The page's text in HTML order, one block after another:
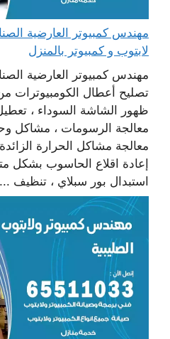
لابتوب و كمبيوتر بالمنزل
مهندس كمبيوتر العارضية
تصليح أعطال الكومبيوترات
ظهور الشاشة السوداء ،
معالجة الرسومات ، مشاكل
معالجة مشاكل الحرارة
إعادة اقلاع الحاسوب بشكل
استبدال بور سبلاي ، تنظيف ...